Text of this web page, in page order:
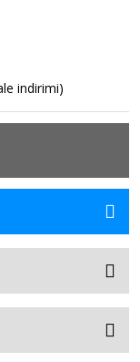
indirimi)